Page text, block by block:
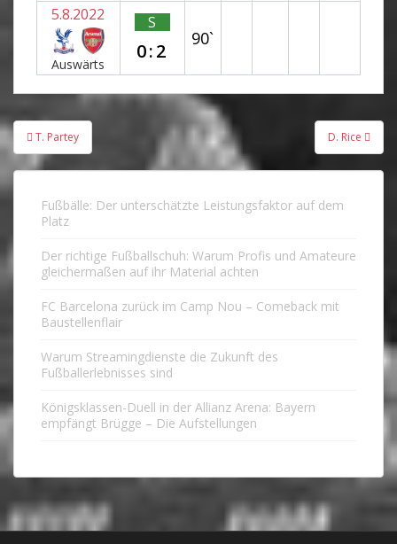
5.8.2022
Auswärts
S
0:2
90`
Beitragsnavigation
T. Partey D. Rice
Fußbälle: Der unterschätzte Leistungsfaktor auf dem
Platz
Der richtige Fußballschuh: Warum Profis und Amateure
gleichermaßen auf ihr Material achten
FC Barcelona zurück im Camp Nou – Comeback mit
Baustellenflair
Warum Streamingdienste die Zukunft des
Fußballerlebnisses sind
Königsklassen-Duell in der Allianz Arena: Bayern
empfängt Brügge – Die Aufstellungen